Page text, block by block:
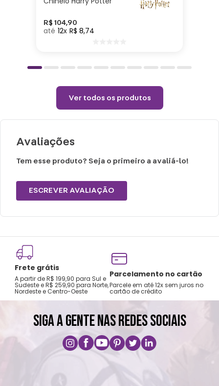
Cuidados e recomendações de uso:
Lavar com água, esponja macia e
Não vai ao micro-ondas, nem a lava-
Não utilizar químicos e abrasivos.
Choques ou quedas podem trincar ou
quebrar o produto, pois trata-se de um
R$ 104,90
12 R$ 8,74
Ver todos os produtos
Avaliações
Tem esse produto? Seja o primeiro a avaliá-lo!
ESCREVER AVALIAÇÃO
Frete grátis
A partir de R$ 199,90 para Sul e
Sudeste e R$ 259,90 para Norte,
Nordeste e Centro-Oeste
Parcelamento no cartão
Parcele em até 12x sem juros no
cartão de crédito
SIGA A GENTE NAS REDES SOCIAIS